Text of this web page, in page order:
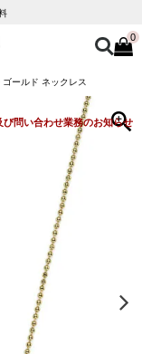
ント 0
ールド ネックレス